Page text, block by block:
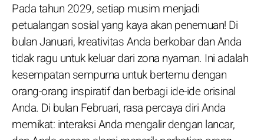
Pada tahun 2029, setiap musim menjadi
petualangan sosial yang kaya akan penemuan! Di
bulan Januari, kreativitas Anda berkobar dan Anda
tidak ragu untuk keluar dari zona nyaman. Ini adalah
kesempatan sempurna untuk bertemu dengan
orang-orang inspiratif dan berbagi ide-ide orisinal
Anda. Di bulan Februari, rasa percaya diri Anda
memikat: interaksi Anda mengalir dengan lancar,